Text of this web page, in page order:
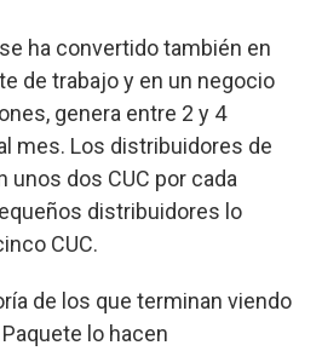
ha convertido también en
de trabajo y en un negocio
genera entre 2 y 4
mes. Los distribuidores de
unos dos CUC por cada
distribuidores lo
CUC.
de los que terminan viendo
lo hacen